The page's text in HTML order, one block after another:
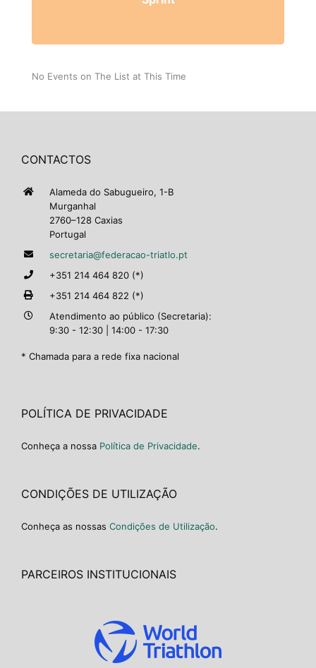
No Events on The List at This Time
CONTACTOS
Alameda do Sabugueiro, 1-B
Murganhal
2760–128 Caxias
Portugal
secretaria@federacao-triatlo.pt
+351 214 464 820 (*)
+351 214 464 822 (*)
Atendimento ao público (Secretaria):
9:30 - 12:30 | 14:00 - 17:30
* Chamada para a rede fixa nacional
POLÍTICA DE PRIVACIDADE
Conheça a nossa Política de Privacidade.
CONDIÇÕES DE UTILIZAÇÃO
Conheça as nossas Condições de Utilização.
PARCEIROS INSTITUCIONAIS